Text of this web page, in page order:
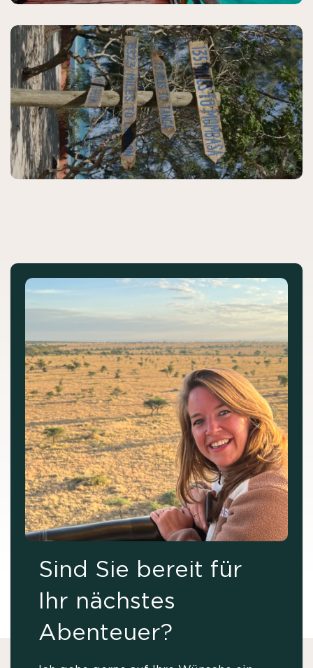
Sind Sie bereit für
Ihr nächstes
Abenteuer?